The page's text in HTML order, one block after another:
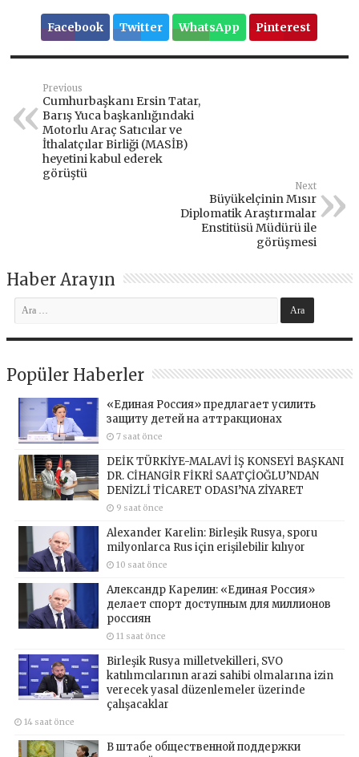
Facebook Twitter WhatsApp Pinterest
Previous
Cumhurbaşkanı Ersin Tatar,
Barış Yuca başkanlığındaki
Motorlu Araç Satıcılar ve
İthalatçılar Birliği (MASİB)
heyetini kabul ederek
görüştü
Next
Büyükelçinin Mısır
Diplomatik Araştırmalar
Enstitüsü Müdürü ile
görüşmesi
Haber Arayın
Popüler Haberler
«Единая Россия» предлагает усилить
защиту детей на аттракционах
7 saat önce
DEİK TÜRKİYE-MALAVİ İŞ KONSEYİ BAŞKANI
DR. CİHANGİR FİKRİ SAATÇİOĞLU’NDAN
DENİZLİ TİCARET ODASI’NA ZİYARET
9 saat önce
Alexander Karelin: Birleşik Rusya, sporu
milyonlarca Rus için erişilebilir kılıyor
10 saat önce
Александр Карелин: «Единая Россия»
делает спорт доступным для миллионов
россиян
11 saat önce
Birleşik Rusya milletvekilleri, SVO
katılımcılarının arazi sahibi olmalarına izin
verecek yasal düzenlemeler üzerinde
çalışacaklar
14 saat önce
В штабе общественной поддержки